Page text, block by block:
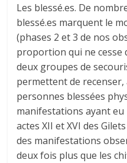
Les blessé.es. De
blessé.es marquent le
(phases 2 et 3 de nos
proportion qui ne cesse
deux groupes de
permettent de recenser,
personnes blessées
manifestations ayant
actes XII et XVI des
des manifestations
deux fois plus que les